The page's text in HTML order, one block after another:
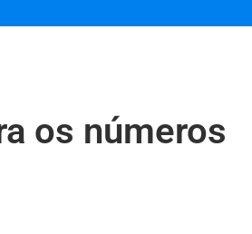
os números